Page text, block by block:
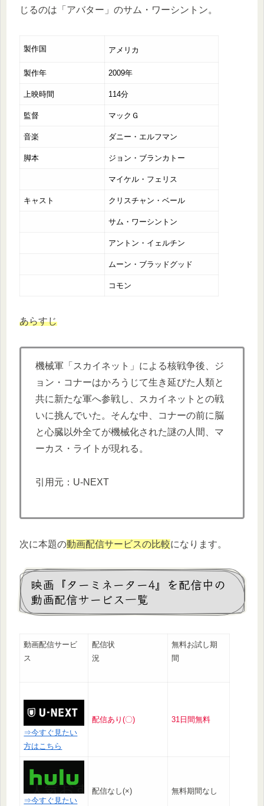
じるのは「アバター」のサム・ワーシントン。
製作国 アメリカ
製作年 2009年
上映時間 114分
監督 マックＧ
音楽 ダニー・エルフマン
脚本 ジョン・ブランカトー
マイケル・フェリス
キャスト クリスチャン・ベール
サム・ワーシントン
アントン・イェルチン
ムーン・ブラッドグッド
コモン
あらすじ
機械軍「スカイネット」による核戦争後、ジ
ョン・コナーはかろうじて生き延びた人類と
共に新たな軍へ参戦し、スカイネットとの戦
いに挑んでいた。そんな中、コナーの前に脳
と心臓以外全てが機械化された謎の人間、マ
ーカス・ライトが現れる。
引用元：U-NEXT
次に本題の動画配信サービスの比較になります。
映画『ターミネーター4』を配信中の
動画配信サービス一覧
動画配信サービ
ス
配信状
況
無料お試し期
間
⇒今すぐ見たい
方はこちら
配信あり(〇) 31日間無料
⇒今すぐ見たい
配信なし(×) 無料期間なし